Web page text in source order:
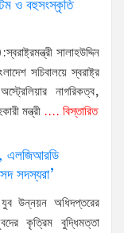
ও বহুসংস্কৃতি
সালাহউদ্দিন
সচিবালয়ে স্বরাষ্ট্র
নাগরিকত্ব,
মন্ত্রী .... বিস্তারিত
এলজিআরডি
সদস্যরা’
উন্নয়ন অধিদপ্তরের
কৃত্রিম বুদ্ধিমত্তা